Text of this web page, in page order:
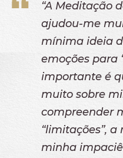
“A Meditação
ajudou-me
mínima ideia
emoções para
importante é
muito sobre
compreender
“limitações”,
minha